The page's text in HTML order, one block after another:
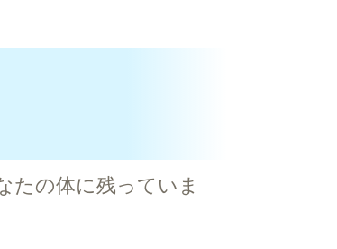
たの体に残っていま